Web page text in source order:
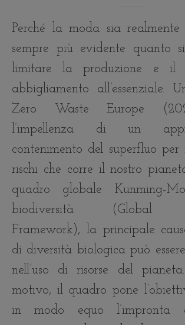
Perché la moda sia realmente sostenibile è
sempre più evidente quanto
limitare la produzione e il
abbigliamento all’essenziale.
Zero Waste Europe
l’impellenza di un
contenimento del superfluo
rischi che corre il nostro
quadro globale Kunming-
biodiversità (Global
Framework), la principale
di diversità biologica può
nell’uso di risorse del
motivo, il quadro pone
in modo equo l’impronta